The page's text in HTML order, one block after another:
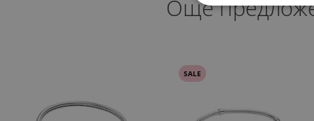
Още
SALE